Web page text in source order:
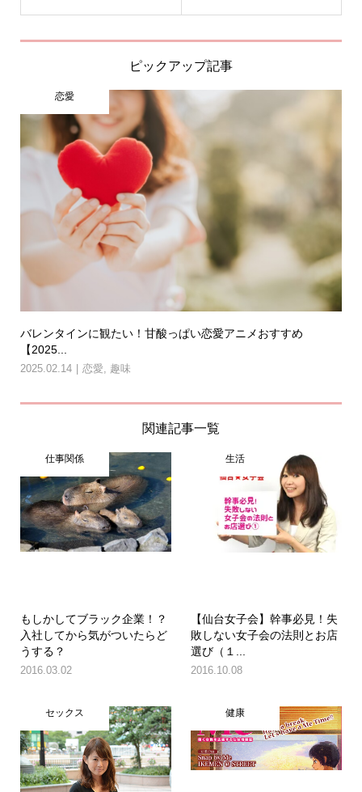
ピックアップ記事
恋愛
バレンタインに観たい！甘酸っぱい恋愛アニメおすすめ
【2025...
2025.02.14 恋愛 趣味
関連記事一覧
仕事関係
もしかしてブラック企業！？
入社してから気がついたらど
うする？
2016.03.02
生活
【仙台女子会】幹事必見！失
敗しない女子会の法則とお店
選び（１...
2016.10.08
セックス 健康